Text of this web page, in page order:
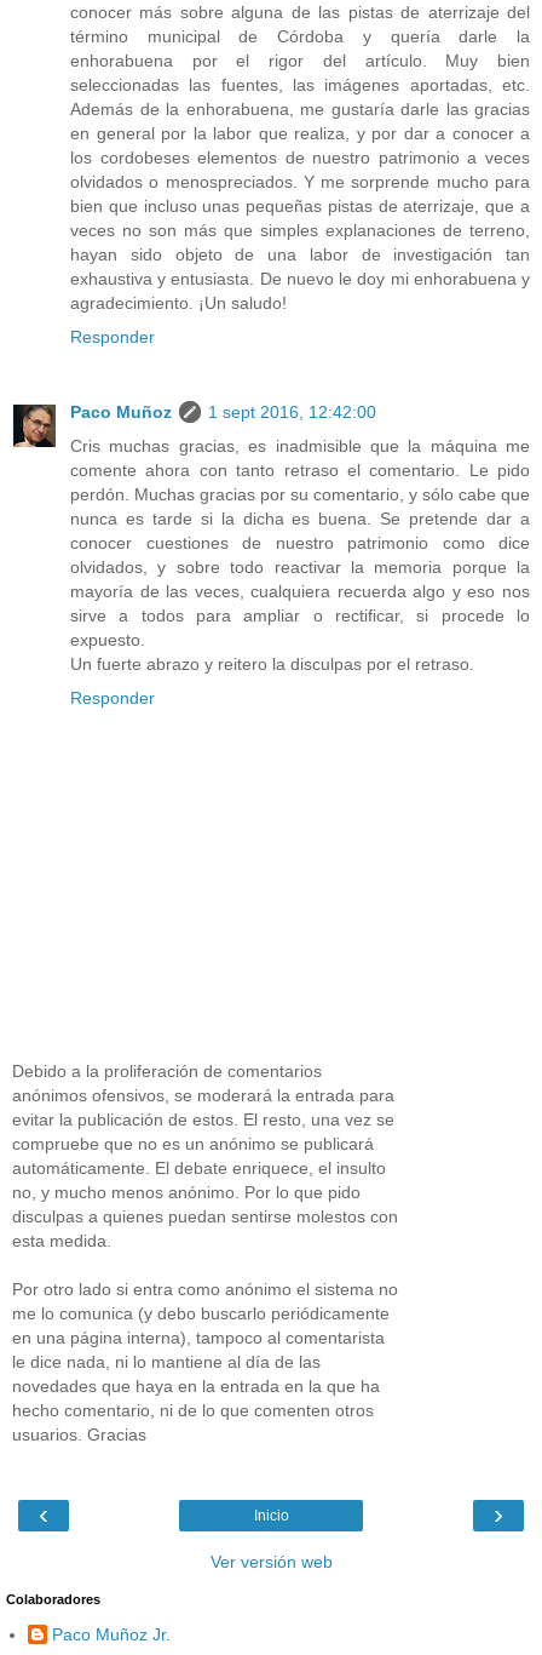
conocer más sobre alguna de las pistas de aterrizaje del
término municipal de Córdoba y quería darle la
enhorabuena por el rigor del artículo. Muy bien
seleccionadas las fuentes, las imágenes aportadas, etc.
Además de la enhorabuena, me gustaría darle las gracias
en general por la labor que realiza, y por dar a conocer a
los cordobeses elementos de nuestro patrimonio a veces
olvidados o menospreciados. Y me sorprende mucho para
bien que incluso unas pequeñas pistas de aterrizaje, que a
veces no son más que simples explanaciones de terreno,
hayan sido objeto de una labor de investigación tan
exhaustiva y entusiasta. De nuevo le doy mi enhorabuena y
agradecimiento. ¡Un saludo!
Responder
Paco Muñoz
1 sept 2016, 12:42:00
Cris muchas gracias, es inadmisible que la máquina me
comente ahora con tanto retraso el comentario. Le pido
perdón. Muchas gracias por su comentario, y sólo cabe que
nunca es tarde si la dicha es buena. Se pretende dar a
conocer cuestiones de nuestro patrimonio como dice
olvidados, y sobre todo reactivar la memoria porque la
mayoría de las veces, cualquiera recuerda algo y eso nos
sirve a todos para ampliar o rectificar, si procede lo
expuesto.
Un fuerte abrazo y reitero la disculpas por el retraso.
Responder
Debido a la proliferación de comentarios
anónimos ofensivos, se moderará la entrada para
evitar la publicación de estos. El resto, una vez se
compruebe que no es un anónimo se publicará
automáticamente. El debate enriquece, el insulto
no, y mucho menos anónimo. Por lo que pido
disculpas a quienes puedan sentirse molestos con
esta medida.
Por otro lado si entra como anónimo el sistema no
me lo comunica (y debo buscarlo periódicamente
en una página interna), tampoco al comentarista
le dice nada, ni lo mantiene al día de las
novedades que haya en la entrada en la que ha
hecho comentario, ni de lo que comenten otros
usuarios. Gracias
‹ ›
Inicio
Ver versión web
Colaboradores
Paco Muñoz Jr.